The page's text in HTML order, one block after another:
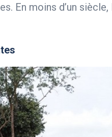
En moins d’un siècle,